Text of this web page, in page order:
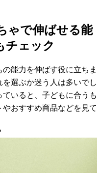
ゃで伸ばせる能
チェック
能力を伸ばす役に立ちま
選ぶか迷う人は多いでし
いると、子どもに合うも
おすすめ商品などを見て